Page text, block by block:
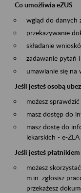
Co umożliwia eZUS
wgląd do danych
przekazywanie
składanie
zadawanie pytań
umawianie się na
Jeśli jesteś osobą
możesz
masz dostęp do
masz dostę do
lekarskich - e-ZLA
Jeśli jesteś
możesz
m.in. zgłosisz
przekażesz